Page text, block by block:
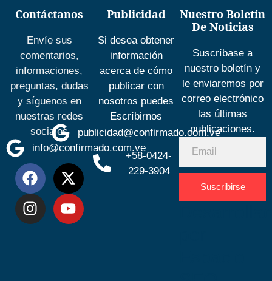
Contáctanos
Envíe sus
comentarios,
informaciones,
preguntas, dudas
y síguenos en
nuestras redes
sociales
info@confirmado.com.ve
Publicidad
Si desea obtener
información
acerca de cómo
publicar con
nosotros puedes
Escríbirnos
publicidad@confirmado.com.ve
+58-0424-
229-3904
Nuestro Boletín
De Noticias
Suscríbase a
nuestro boletín y
le enviaremos por
correo electrónico
las últimas
publicaciones.
Suscribirse